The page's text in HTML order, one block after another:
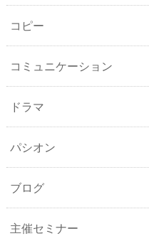
コピー
コミュニケーション
ドラマ
パシオン
ブログ
主催セミナー